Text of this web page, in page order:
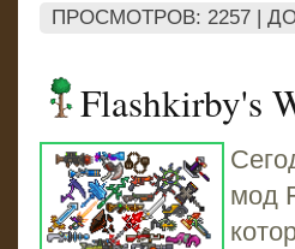
ПРОСМОТРОВ: 2257 |
Flashkirby's
мод